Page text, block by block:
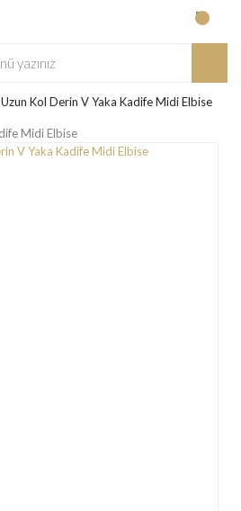
Uzun Kol Derin V Yaka Kadife Midi Elbise